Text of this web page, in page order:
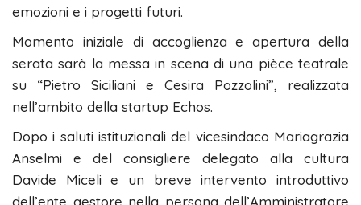
emozioni e i progetti futuri.
Momento iniziale di accoglienza e apertura della
serata sarà la messa in scena di una pièce teatrale
su “Pietro Siciliani e Cesira Pozzolini”, realizzata
nell’ambito della startup Echos.
Dopo i saluti istituzionali del vicesindaco Mariagrazia
Anselmi e del consigliere delegato alla cultura
Davide Miceli e un breve intervento introduttivo
dell’ente gestore nella persona dell’Amministratore